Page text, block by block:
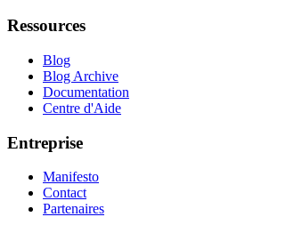
Ressources
Blog
Blog Archive
Documentation
Centre d'Aide
Entreprise
Manifesto
Contact
Partenaires